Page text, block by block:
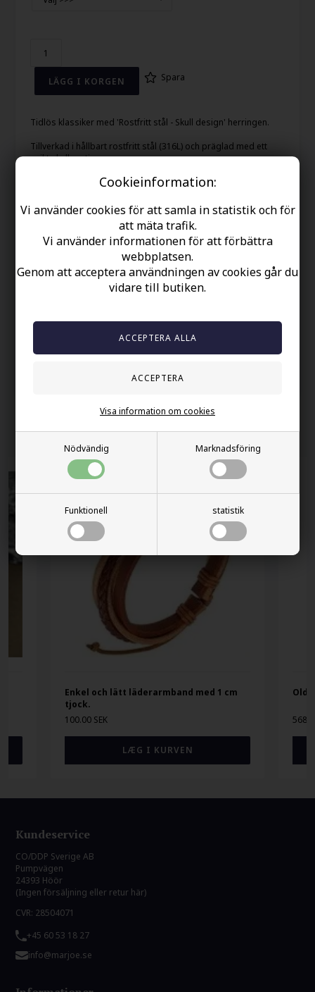
Cookieinformation:
Vi använder cookies för att samla in statistik och för
att mäta trafik.
Vi använder informationen för att förbättra
webbplatsen.
Genom att acceptera användningen av cookies går du
vidare till butiken.
Nödvändig Marknadsföring
Funktionell statistik
Visa information om cookies
Spara
Tidlös klassiker med 'Rostfritt stål - Skull design' herringen.
Tillverkad i hållbart rostfritt stål (316L) och präglad med ett
unikt skull motiv.
Kombinationen av svart brush och blankt stål tillför en rå och
Perfekt för den moderna mannen med en förkärlek för biker-
Din säkerhet
Gratis frakt over kr. 449 SEK
Snabb leverans
60 dager byta och returret
Andra köpte också
Enkel och lätt läderarmband med 1 cm
tjock.
100.00 SEK
Old
Kundeservice
CO/DDP Sverige AB
Pumpvägen
24393 Höör
(Ingen försäljning eller retur här)
CVR: 28504071
+45 60 53 18 27
info@marjoe.se